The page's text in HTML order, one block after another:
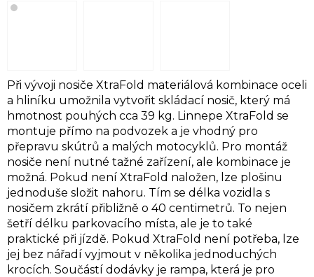
Při vývoji nosiče XtraFold materiálová kombinace oceli
a hliníku umožnila vytvořit skládací nosič, který má
hmotnost pouhých cca 39 kg. Linnepe XtraFold se
montuje přímo na podvozek a je vhodný pro
přepravu skútrů a malých motocyklů. Pro montáž
nosiče není nutné tažné zařízení, ale kombinace je
možná. Pokud není XtraFold naložen, lze plošinu
jednoduše složit nahoru. Tím se délka vozidla s
nosičem zkrátí přibližně o 40 centimetrů. To nejen
šetří délku parkovacího místa, ale je to také
praktické při jízdě. Pokud XtraFold není potřeba, lze
jej bez nářadí vyjmout v několika jednoduchých
krocích. Součástí dodávky je rampa, která je pro